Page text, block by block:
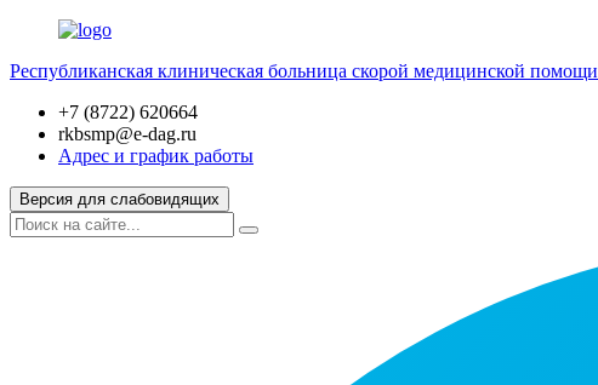
Республиканская клиническая больница скорой медицинской помощи
+7 (8722) 620664
rkbsmp@e-dag.ru
Адрес и график работы
Версия для слабовидящих